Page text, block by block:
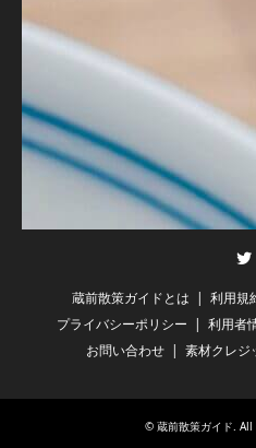
蔵前散策ガイドとは 利用規
プライバシーポリシー
利用者
お問い合わせ
素材クレジ
© 蔵前散策ガイド .